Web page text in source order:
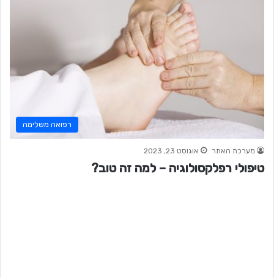
רפואה משלימה
מערכת האתר אוגוסט 23, 2023
טיפולי רפלקסולוגיה – למה זה טוב?